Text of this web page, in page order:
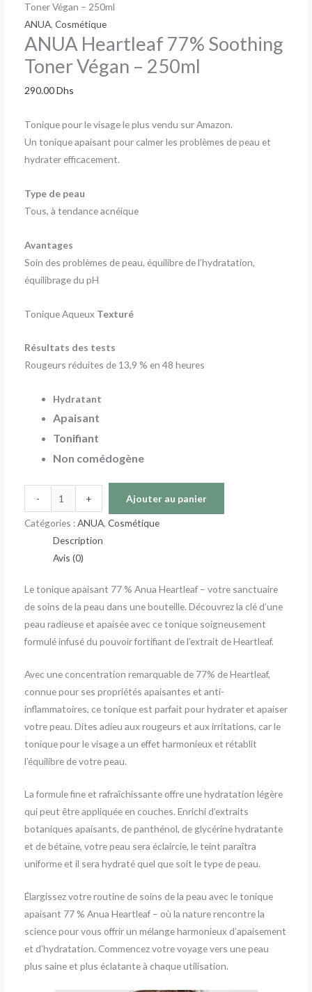
Toner Végan – 250ml
ANUA, Cosmétique
ANUA Heartleaf 77% Soothing
Toner Végan – 250ml
290.00Dhs
Tonique pour le visage le plus vendu sur Amazon.
Un tonique apaisant pour calmer les problèmes de peau et
hydrater efficacement.
Type de peau
Tous, à tendance acnéique
Avantages
Soin des problèmes de peau, équilibre de l’hydratation,
équilibrage du pH
Tonique Aqueux Texturé
Résultats des tests
Rougeurs réduites de 13,9 % en 48 heures
Hydratant
Apaisant
Tonifiant
Non comédogène
- + Ajouter au panier
Catégories :ANUA, Cosmétique
Description
Avis (0)
Le tonique apaisant 77 % Anua Heartleaf – votre sanctuaire
de soins de la peau dans une bouteille. Découvrez la clé d’une
peau radieuse et apaisée avec ce tonique soigneusement
formulé infusé du pouvoir fortifiant de l’extrait de Heartleaf.
Avec une concentration remarquable de 77% de Heartleaf,
connue pour ses propriétés apaisantes et anti-
inflammatoires, ce tonique est parfait pour hydrater et apaiser
votre peau. Dites adieu aux rougeurs et aux irritations, car le
tonique pour le visage a un effet harmonieux et rétablit
l’équilibre de votre peau.
La formule fine et rafraîchissante offre une hydratation légère
qui peut être appliquée en couches. Enrichi d’extraits
botaniques apaisants, de panthénol, de glycérine hydratante
et de bétaïne, votre peau sera éclaircie, le teint paraîtra
uniforme et il sera hydraté quel que soit le type de peau.
Élargissez votre routine de soins de la peau avec le tonique
apaisant 77 % Anua Heartleaf – où la nature rencontre la
science pour vous offrir un mélange harmonieux d’apaisement
et d’hydratation. Commencez votre voyage vers une peau
plus saine et plus éclatante à chaque utilisation.